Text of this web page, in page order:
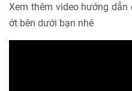
Xem thêm video hướng
ớt bên dưới bạn nhé